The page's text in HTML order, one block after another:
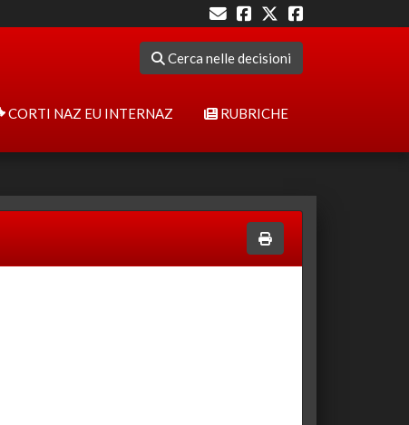
Cerca nelle decisioni
CORTI NAZ EU INTERNAZ RUBRICHE